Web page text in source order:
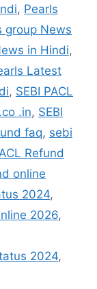
, Pearls
group News
in Hindi,
Latest
, SEBI PACL
.in, SEBI
faq, sebi
Refund
online
2024,
2026,
2024,